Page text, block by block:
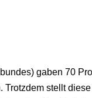
gaben 70
stellt